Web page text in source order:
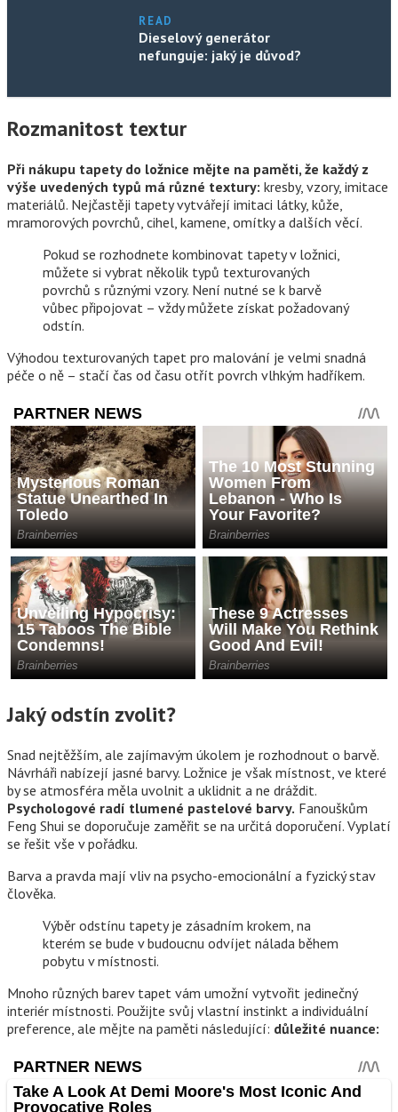
READ
Dieselový generátor
nefunguje: jaký je důvod?
Rozmanitost textur
Při nákupu tapety do ložnice mějte na paměti, že každý z
výše uvedených typů má různé textury: kresby, vzory, imitace
materiálů. Nejčastěji tapety vytvářejí imitaci látky, kůže,
mramorových povrchů, cihel, kamene, omítky a dalších věcí.
Pokud se rozhodnete kombinovat tapety v ložnici,
můžete si vybrat několik typů texturovaných
povrchů s různými vzory. Není nutné se k barvě
vůbec připojovat – vždy můžete získat požadovaný
odstín.
Výhodou texturovaných tapet pro malování je velmi snadná
péče o ně – stačí čas od času otřít povrch vlhkým hadříkem.
Jaký odstín zvolit?
Snad nejtěžším, ale zajímavým úkolem je rozhodnout o barvě.
Návrháři nabízejí jasné barvy. Ložnice je však místnost, ve které
by se atmosféra měla uvolnit a uklidnit a ne dráždit.
Psychologové radí tlumené pastelové barvy. Fanouškům
Feng Shui se doporučuje zaměřit se na určitá doporučení. Vyplatí
se řešit vše v pořádku.
Barva a pravda mají vliv na psycho-emocionální a fyzický stav
člověka.
Výběr odstínu tapety je zásadním krokem, na
kterém se bude v budoucnu odvíjet nálada během
pobytu v místnosti.
Mnoho různých barev tapet vám umožní vytvořit jedinečný
interiér místnosti. Použijte svůj vlastní instinkt a individuální
preference, ale mějte na paměti následující: důležité nuance: